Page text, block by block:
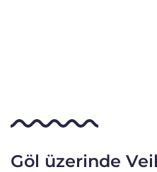
Göl üzerinde